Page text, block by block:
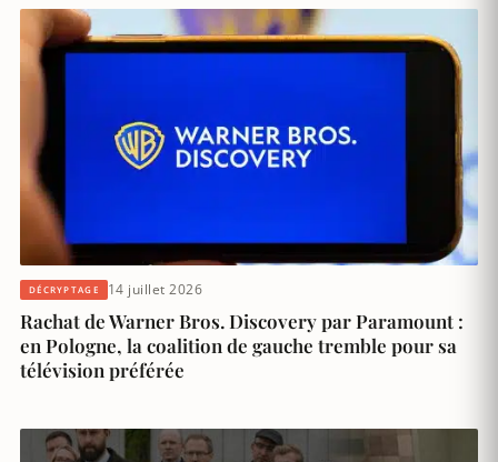
DÉCRYPTAGE 14 juillet 2026
Rachat de Warner Bros. Discovery par Paramount :
en Pologne, la coalition de gauche tremble pour sa
télévision préférée